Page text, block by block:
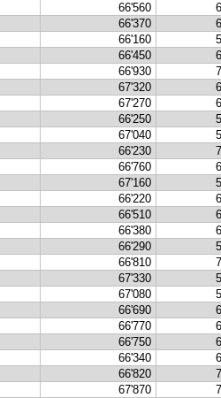
66'560
66'370
66'160
66'450
66'930
67'320
67'270
66'250
67'040
66'230
66'760
67'160
66'220
66'510
66'380
66'290
66'810
67'330
67'080
66'690
66'770
66'750
66'340
66'820
67'870